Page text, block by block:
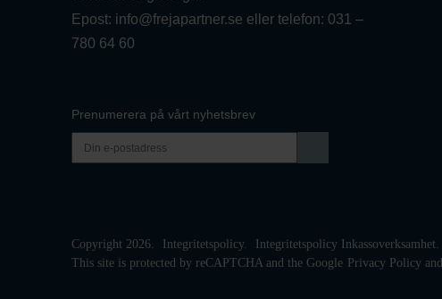
Epost: info@frejapartner.se eller telefon: 031 –
780 64 60
Prenumerera på vårt nyhetsbrev
Copyright 2026. Integritetspolicy. Integritetspolicy Inkassoverksamhet.
This site is protected by reCAPTCHA and the Google Privacy Policy and